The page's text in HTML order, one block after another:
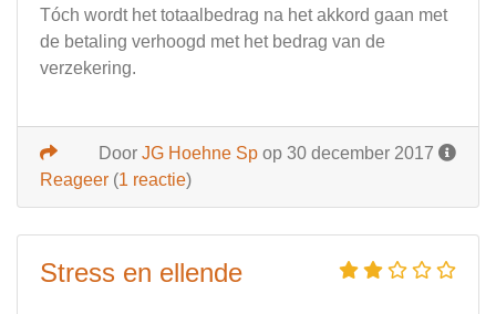
Tóch wordt het totaalbedrag na het akkord gaan met
de betaling verhoogd met het bedrag van de
verzekering.
Door JG Hoehne Sp op 30 december 2017
Reageer (1 reactie)
Stress en ellende